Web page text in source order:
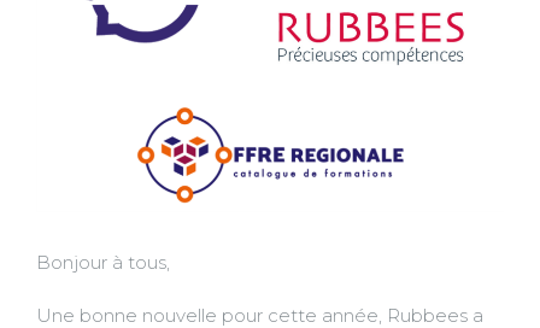
Bonjour à tous,
Une bonne nouvelle pour cette année, Rubbees a